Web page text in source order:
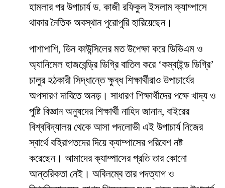
হামলার পর উপাচার্য ড. কাজী রফিকুল ইসলাম ক্যাম্পাসে
থাকার নৈতিক অবস্থান পুরোপুরি হারিয়েছেন।
​পাশাপাশি, ডিন কাউন্সিলের মত উপেক্ষা করে ডিভিএম ও
অ্যানিমেল হাজবেন্ড্রি ডিগ্রি বাতিল করে ‘কম্বাইন্ড ডিগ্রি’
চালুর হঠকারী সিদ্ধান্তে ক্ষুব্ধ শিক্ষার্থীরাও উপাচার্যের
অপসারণ দাবিতে অনড়। সাধারণ শিক্ষার্থীদের পক্ষে খাদ্য ও
পুষ্টি বিজ্ঞান অনুষদের শিক্ষার্থী নাহিদ জানান, বাইরের
বিশ্ববিদ্যালয় থেকে আসা পদলোভী এই উপাচার্য নিজের
স্বার্থে বহিরাগতদের দিয়ে ক্যাম্পাসের পরিবেশ নষ্ট
করেছেন। আমাদের ক্যাম্পাসের প্রতি তার কোনো
আন্তরিকতা নেই। অবিলম্বে তার পদত্যাগ ও